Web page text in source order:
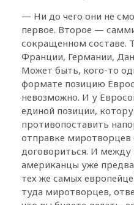
— Ни до чего они не
первое. Второе —
сокращенном составе.
Франции, Германии,
Может быть, кого-то
формате позицию
невозможно. И у
единой позиции,
противопоставить
отправке миротворцев
договориться. И между
американцы уже
тех же самых
туда миротворцев,